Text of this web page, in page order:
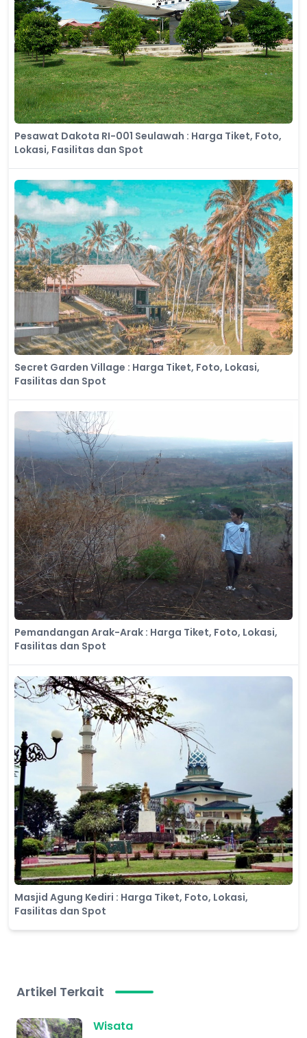
Pesawat Dakota RI-001 Seulawah : Harga Tiket, Foto,
Lokasi, Fasilitas dan Spot
Secret Garden Village : Harga Tiket, Foto, Lokasi,
Fasilitas dan Spot
​Pemandangan Arak-Arak : Harga Tiket, Foto, Lokasi,
Fasilitas dan Spot
Masjid Agung Kediri : Harga Tiket, Foto, Lokasi,
Fasilitas dan Spot
Artikel Terkait
Wisata